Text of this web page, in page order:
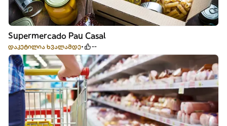
Supermercado Pau Casal
დაკეტილია ხვალამდე --